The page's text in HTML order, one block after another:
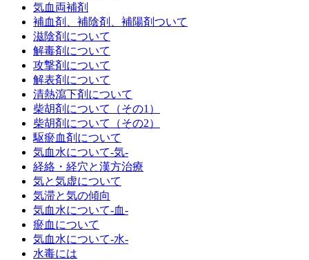
気血両補剤
補血剤、補陰剤、補陽剤ついて
滋陰剤について
解毒剤について
攻撃剤について
解表剤について
清熱瀉下剤について
柴胡剤について（その1）
柴胡剤について（その2）
駆瘀血剤について
気血水について‐気‐
経絡・経穴と漢方治療
気と気虚について
気滞と気の傾向
気血水について‐血‐
瘀血について
気血水について‐水‐
水毒には